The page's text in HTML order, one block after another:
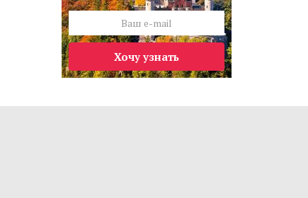
Хочу узнать